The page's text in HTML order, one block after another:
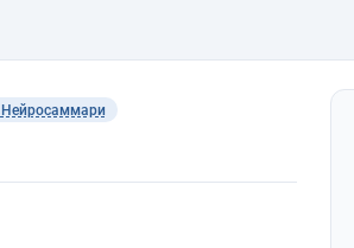
Нейросаммари